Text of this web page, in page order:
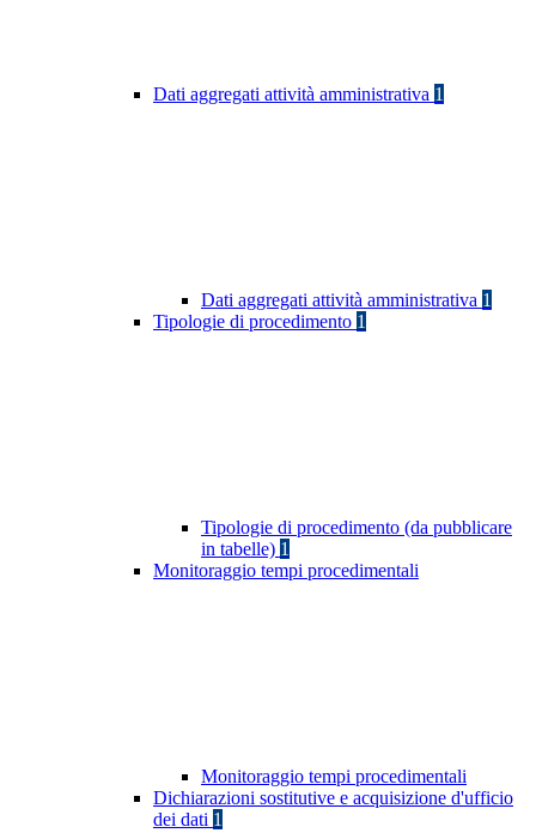
Dati aggregati attività amministrativa 1
Dati aggregati attività amministrativa 1
Tipologie di procedimento 1
Tipologie di procedimento (da pubblicare
in tabelle) 1
Monitoraggio tempi procedimentali
Monitoraggio tempi procedimentali
Dichiarazioni sostitutive e acquisizione d'ufficio
dei dati 1